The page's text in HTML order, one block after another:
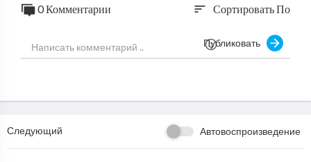
✅ 150 gr suv
Do‘stlarizga ham yaqinlarizga yuboring👇👇👇👇👇
0 Комментарии sort Сортировать По
Публиковать
Следующий Автовоспроизведение